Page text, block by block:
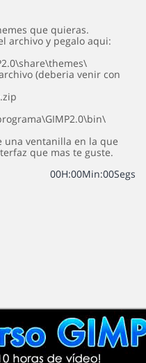
que quieras.
archivo y pegalo aqui:
(deberia venir con
una ventanilla en la que
que mas te guste.
00H:00Min:00Segs